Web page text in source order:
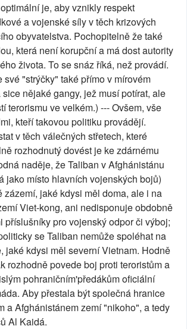
je, aby vznikly respekt
a vojenské síly v těch krizových
obyvatelstva. Pochopitelně že také
která není korupční a má dost autority
života. To se snáz říká, než provádí.
své "strýčky" také přímo v mírovém
nějaké gangy, jež musí potírat, ale
terorismu ve velkém.) --- Ovšem, vše
kteří takovou politiku provádějí.
v těch válečných střetech, které
rozhodnutý dovést je ke zdárnému
naděje, že Taliban v Afghánistánu
jako místo hlavních vojenských bojů)
zázemí, jaké kdysi měl doma, ale i na
Viet-kong, ani nedisponuje obdobně
příslušníky pro vojenský odpor či výboj;
se Taliban nemůže spoléhat na
jaké kdysi měl severní Vietnam. Hodně
rozhodně povede boj proti teroristům a
pohraničním'předákům oficiální
Aby přestala být společná hranice
a Afghánistánem zemí "nikoho", a tedy
Al Kaidá.